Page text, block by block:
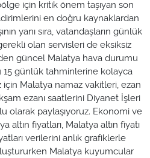
için kritik önem taşıyan son
en doğru kaynaklardan
yanı sıra, vatandaşların günlük
olan servisleri de eksiksiz
güncel Malatya hava durumu
günlük tahminlerine kolayca
için Malatya namaz vakitleri, ezan
ezanı saatlerini Diyanet İşleri
olarak paylaşıyoruz. Ekonomi ve
altın fiyatları, Malatya altın fiyatı
verilerini anlık grafiklerle
Malatya kuyumcular